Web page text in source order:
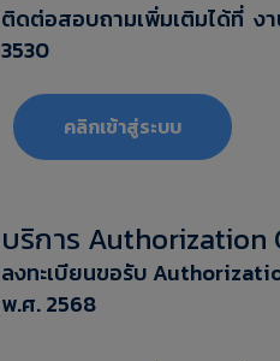
ติดต่อสอบถามเพิ่มเติมได้ที่ งา
3530
คลิกเข้าสู่ระบบ
บริการ Authorization
ลงทะเบียนขอรับ
พ.ศ. 2568